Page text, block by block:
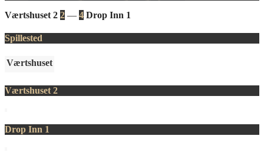
Værtshuset 2 2 — 4 Drop Inn 1
Spillested
Værtshuset
Værtshuset 2
Drop Inn 1